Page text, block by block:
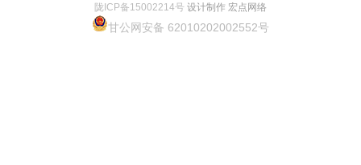
陇ICP备15002214号 设计制作 宏点网络
甘公网安备 62010202002552号